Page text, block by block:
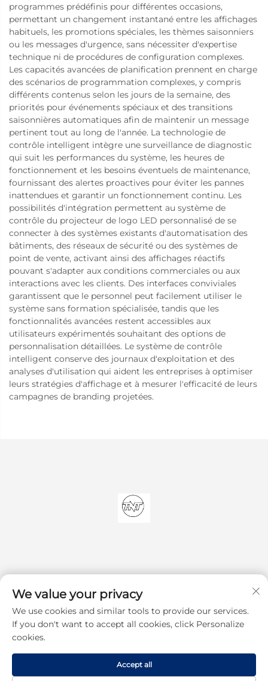
programmes prédéfinis pour différentes occasions,
permettant un changement instantané entre les affichages
habituels, les promotions spéciales, les thèmes saisonniers
ou les messages d'urgence, sans nécessiter d'expertise
technique ni de procédures de configuration complexes.
Les capacités avancées de planification prennent en charge
des scénarios de programmation complexes, y compris
différents contenus selon les jours de la semaine, des
priorités pour événements spéciaux et des transitions
saisonnières automatiques afin de maintenir un message
pertinent tout au long de l'année. La technologie de
contrôle intelligent intègre une surveillance de diagnostic
qui suit les performances du système, les heures de
fonctionnement et les besoins éventuels de maintenance,
fournissant des alertes proactives pour éviter les pannes
inattendues et garantir un fonctionnement continu. Les
possibilités d'intégration permettent au système de
contrôle du projecteur de logo LED personnalisé de se
connecter à des systèmes existants d'automatisation des
bâtiments, des réseaux de sécurité ou des systèmes de
point de vente, activant ainsi des affichages réactifs
pouvant s'adapter aux conditions commerciales ou aux
interactions avec les clients. Des interfaces conviviales
garantissent que le personnel peut facilement utiliser le
système sans formation spécialisée, tandis que les
fonctionnalités avancées restent accessibles aux
utilisateurs expérimentés souhaitant des options de
personnalisation détaillées. Le système de contrôle
intelligent conserve des journaux d'exploitation et des
analyses d'utilisation qui aident les entreprises à optimiser
leurs stratégies d'affichage et à mesurer l'efficacité de leurs
campagnes de branding projetées.
S'abonner
Droits d'auteur © 2025 Shenzhen TNT Technology Co., Ltd. Tous droits
We value your privacy
We use cookies and similar tools to provide our services.
If you don't want to accept all cookies, click Personalize
cookies.
Accept all